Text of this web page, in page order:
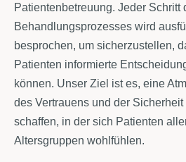
Patientenbetreuung. Jeder Schritt
Behandlungsprozesses wird
besprochen, um sicherzustellen,
Patienten informierte
können. Unser Ziel ist es, eine
des Vertrauens und der Sicherheit
schaffen, in der sich Patienten
Altersgruppen wohlfühlen.